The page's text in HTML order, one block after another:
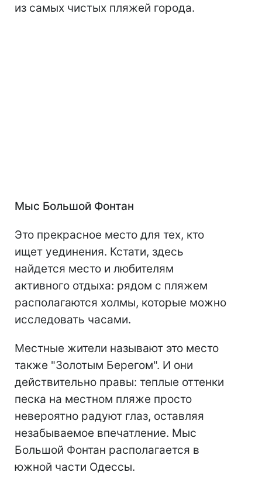
из самых чистых пляжей города.
Мыс Большой Фонтан
Это прекрасное место для тех, кто
ищет уединения. Кстати, здесь
найдется место и любителям
активного отдыха: рядом с пляжем
располагаются холмы, которые можно
исследовать часами.
Местные жители называют это место
также "Золотым Берегом". И они
действительно правы: теплые оттенки
песка на местном пляже просто
невероятно радуют глаз, оставляя
незабываемое впечатление. Мыс
Большой Фонтан располагается в
южной части Одессы.